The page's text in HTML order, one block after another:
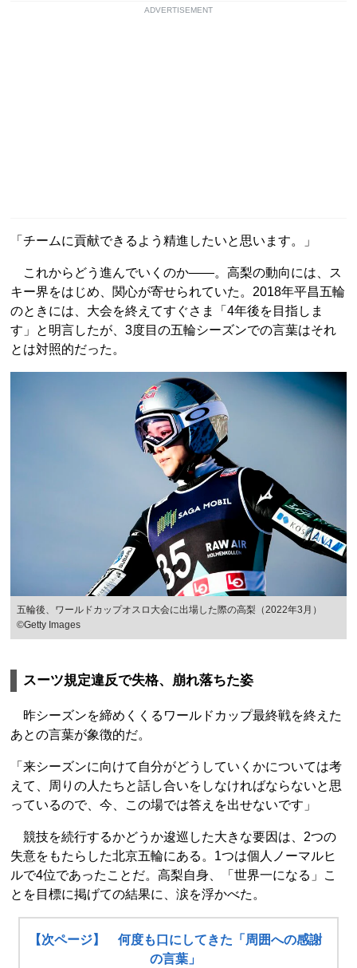
ADVERTISEMENT
「チームに貢献できるよう精進したいと思います。」
これからどう進んでいくのか――。高梨の動向には、ス
キー界をはじめ、関心が寄せられていた。2018年平昌五輪
のときには、大会を終えてすぐさま「4年後を目指しま
す」と明言したが、3度目の五輪シーズンでの言葉はそれ
とは対照的だった。
五輪後、ワールドカップオスロ大会に出場した際の高梨（2022年3月）
©Getty Images
スーツ規定違反で失格、崩れ落ちた姿
昨シーズンを締めくくるワールドカップ最終戦を終えた
あとの言葉が象徴的だ。
「来シーズンに向けて自分がどうしていくかについては考
えて、周りの人たちと話し合いをしなければならないと思
っているので、今、この場では答えを出せないです」
競技を続行するかどうか逡巡した大きな要因は、2つの
失意をもたらした北京五輪にある。1つは個人ノーマルヒ
ルで4位であったことだ。高梨自身、「世界一になる」こ
とを目標に掲げての結果に、涙を浮かべた。
【次ページ】 何度も口にしてきた「周囲への感謝
の言葉」